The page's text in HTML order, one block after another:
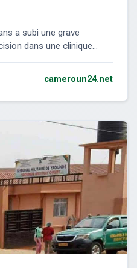
a subi une grave
dans une clinique...
cameroun24.net